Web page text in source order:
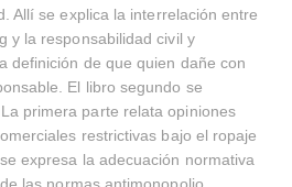
Allí se explica la interrelación entre
y la responsabilidad civil y
definición de que quien dañe con
El libro segundo se
primera parte relata opiniones
restrictivas bajo el ropaje
expresa la adecuación normativa